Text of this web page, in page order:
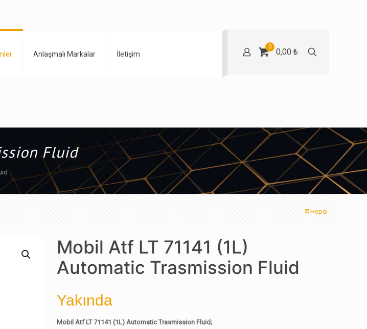
Anlaşmalı Markalar İletişim
0
0,00 ₺
Fluid
Hepsi
Mobil Atf LT 71141 (1L)
Automatic Trasmission Fluid
Yakında
Mobil Atf LT 71141 (1L) Automatic Trasmission Fluid;